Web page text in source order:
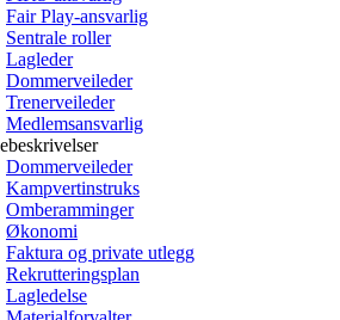
Fair Play-ansvarlig
Sentrale roller
Lagleder
Dommerveileder
Trenerveileder
Medlemsansvarlig
Dommerveileder
Kampvertinstruks
Omberamminger
Økonomi
Faktura og private utlegg
Rekrutteringsplan
Lagledelse